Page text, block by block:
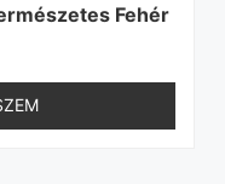
Fehér